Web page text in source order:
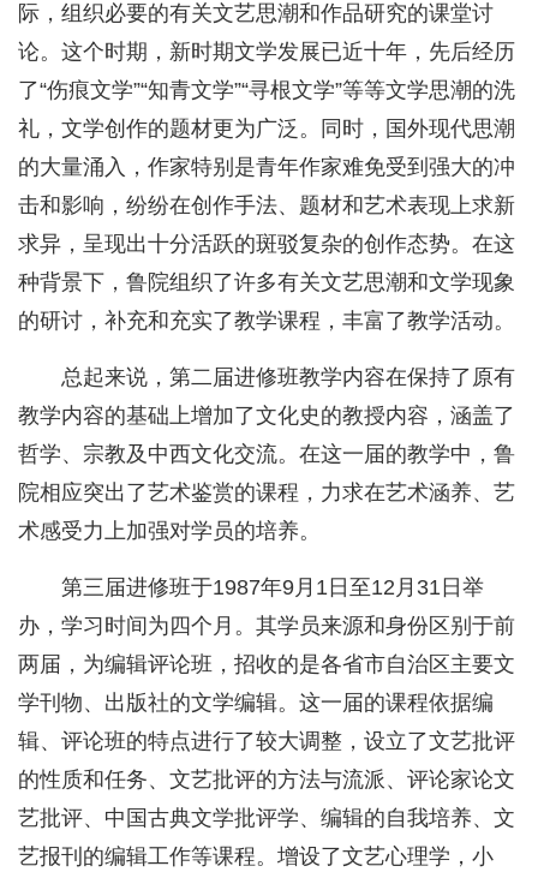
际，组织必要的有关文艺思潮和作品研究的课堂讨
论。这个时期，新时期文学发展已近十年，先后经历
了“伤痕文学”“知青文学”“寻根文学”等等文学思潮的洗
礼，文学创作的题材更为广泛。同时，国外现代思潮
的大量涌入，作家特别是青年作家难免受到强大的冲
击和影响，纷纷在创作手法、题材和艺术表现上求新
求异，呈现出十分活跃的斑驳复杂的创作态势。在这
种背景下，鲁院组织了许多有关文艺思潮和文学现象
的研讨，补充和充实了教学课程，丰富了教学活动。
总起来说，第二届进修班教学内容在保持了原有
教学内容的基础上增加了文化史的教授内容，涵盖了
哲学、宗教及中西文化交流。在这一届的教学中，鲁
院相应突出了艺术鉴赏的课程，力求在艺术涵养、艺
术感受力上加强对学员的培养。
第三届进修班于1987年9月1日至12月31日举
办，学习时间为四个月。其学员来源和身份区别于前
两届，为编辑评论班，招收的是各省市自治区主要文
学刊物、出版社的文学编辑。这一届的课程依据编
辑、评论班的特点进行了较大调整，设立了文艺批评
的性质和任务、文艺批评的方法与流派、评论家论文
艺批评、中国古典文学批评学、编辑的自我培养、文
艺报刊的编辑工作等课程。增设了文艺心理学，小